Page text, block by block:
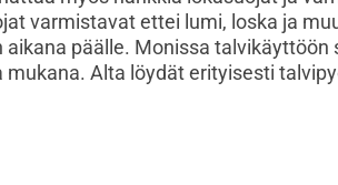
varmistavat ettei lumi, loska ja
päälle. Monissa talvikäyttöön
Alta löydät erityisesti